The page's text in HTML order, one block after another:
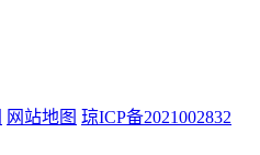
网站地图 琼ICP备2021002832